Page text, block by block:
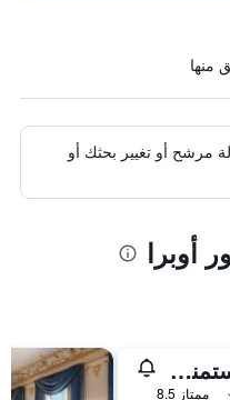
مرشح أو تغيير بحثك أو
أوبرا
فندق ويستمنستر
ممتاز 8.5